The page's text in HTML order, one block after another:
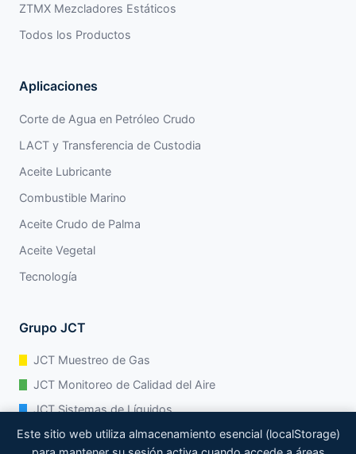
Este sitio web utiliza almacenamiento esencial (localStorage)
ZTMX Mezcladores Estáticos
Todos los Productos
Aplicaciones
Corte de Agua en Petróleo Crudo
LACT y Transferencia de Custodia
Aceite Lubricante
Combustible Marino
Aceite Crudo de Palma
Aceite Vegetal
Tecnología
Grupo JCT
JCT Muestreo de Gas
JCT Monitoreo de Calidad del Aire
JCT Sistemas de Líquidos
JCT Análisis de Procesos